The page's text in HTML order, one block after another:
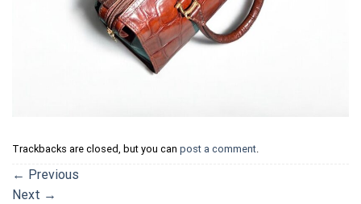
Trackbacks are closed, but you can post a comment.
← Previous
Next →